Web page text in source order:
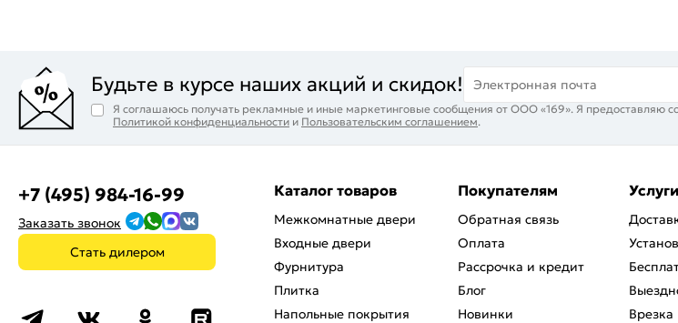
Будьте в курсе наших акций и скидок! Электронная почта
Я соглашаюсь получать рекламные и иные маркетинговые сообщения от ООО «169». Я предоставляю
Политикой конфиденциальности и Пользовательским соглашением.
+7 (495) 984-16-99
Заказать звонок
Стать дилером
Каталог товаров
Межкомнатные двери
Входные двери
Фурнитура
Плитка
Напольные покрытия
Покупателям
Обратная связь
Оплата
Рассрочка и кредит
Блог
Новинки
Услуги
Врезка